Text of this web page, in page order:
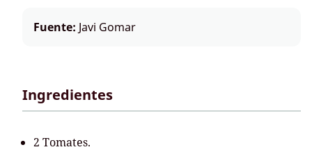
Fuente: Javi Gomar
Ingredientes
2 Tomates.